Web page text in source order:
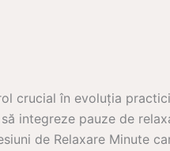
crucial în evoluția
integreze pauze de
de Relaxare Minute